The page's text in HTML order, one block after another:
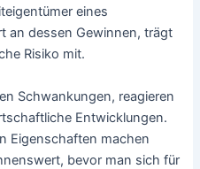
eines
an dessen Gewinnen, trägt
Risiko mit.
Schwankungen, reagieren
Entwicklungen.
Eigenschaften machen
bevor man sich für